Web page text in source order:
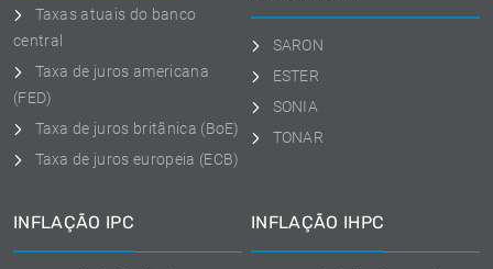
Taxas atuais do banco
central
Taxa de juros americana
(FED)
Taxa de juros britânica (BoE)
Taxa de juros europeia (ECB)
SARON
ESTER
SONIA
TONAR
INFLAÇÃO IPC INFLAÇÃO IHPC